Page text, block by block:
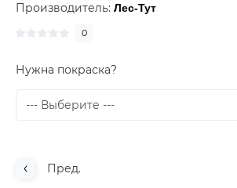
Производитель: Лес-Тут
0
Нужна покраска?
Пред.